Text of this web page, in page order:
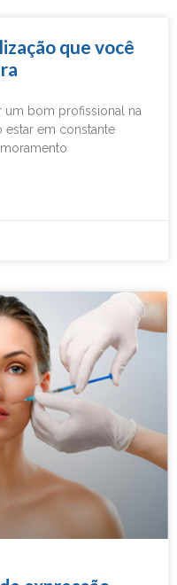
que você
um bom profissional na
estar em constante